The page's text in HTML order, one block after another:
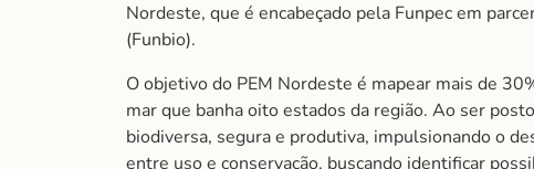
Nordeste, que é encabeçado pela Funpec em
(Funbio).
O objetivo do PEM Nordeste é mapear mais de
mar que banha oito estados da região. Ao ser
biodiversa, segura e produtiva, impulsionando o
entre uso e conservação, buscando identificar